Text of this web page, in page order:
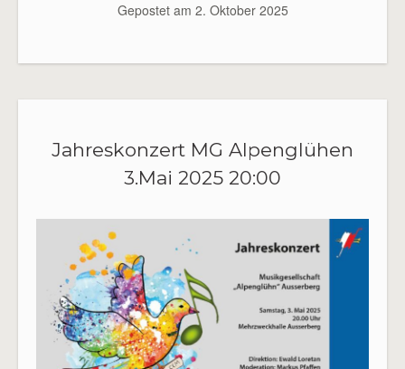
Gepostet am 2. Oktober 2025
Jahreskonzert MG Alpenglühen
3.Mai 2025 20:00